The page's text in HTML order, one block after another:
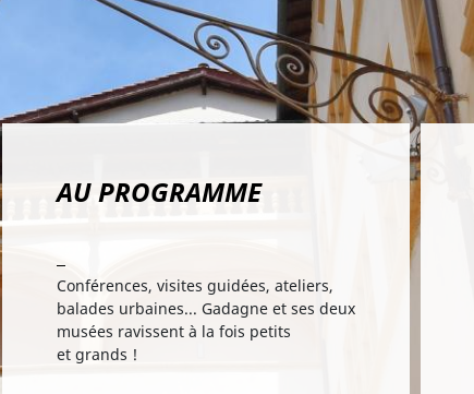
AU PROGRAMME
Conférences, visites guidées, ateliers,
balades urbaines... Gadagne et ses deux
musées ravissent à la fois petits
et grands !